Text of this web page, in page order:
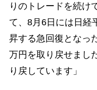
りのトレードを続け
て、8月6日には日経
昇する急回復となっ
万円を取り戻せまし
り戻しています」